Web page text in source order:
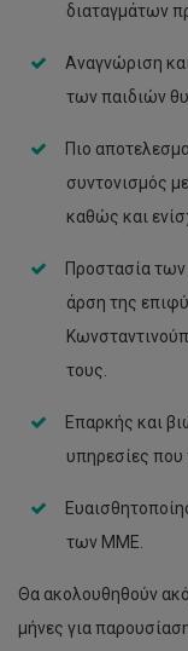
διαταγμάτων
Αναγνώριση
των παιδιών
Πιο
συντονισμός
καθώς και
Προστασία
άρση της
τους.
Επαρκής και
υπηρεσίες
των ΜΜΕ.
Θα ακολουθηθούν
μήνες για